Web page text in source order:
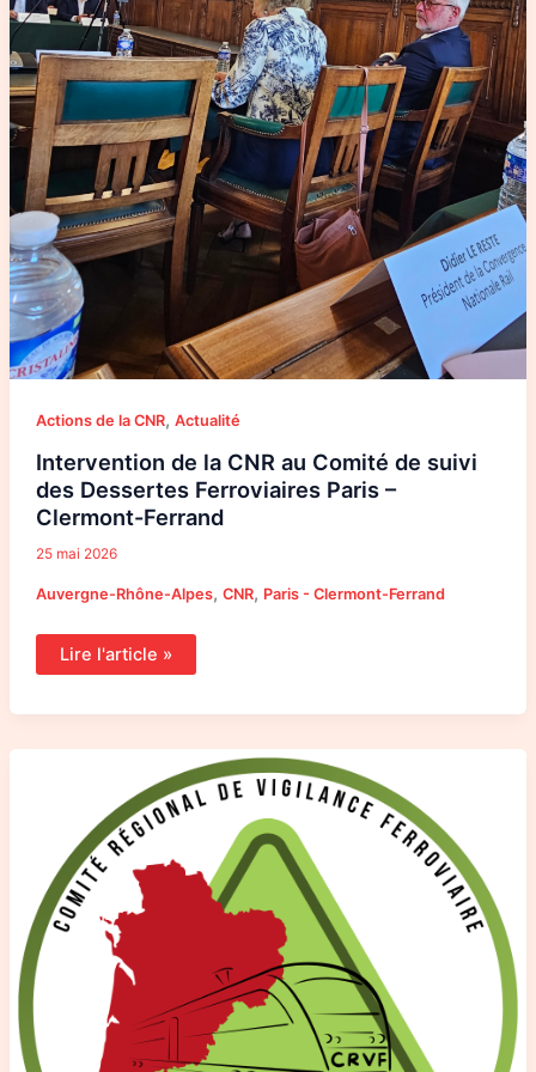
Actions de la CNR, Actualité
Intervention de la CNR au Comité de suivi
des Dessertes Ferroviaires Paris –
Clermont-Ferrand
25 mai 2026
Auvergne-Rhône-Alpes, CNR, Paris - Clermont-Ferrand
Lire l'article »
La
CRVF
Nouvelle-
Aquitaine
reçus
par
Jean
Castex,
Président
Limoges.